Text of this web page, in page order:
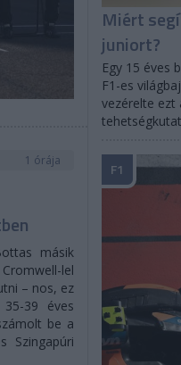
1 órája
másik
lel
– nos, ez
39 éves
be a
Szingapúri
Miért
juniort?
Egy 15 éves
F1-es
vezérelte ezt
F1